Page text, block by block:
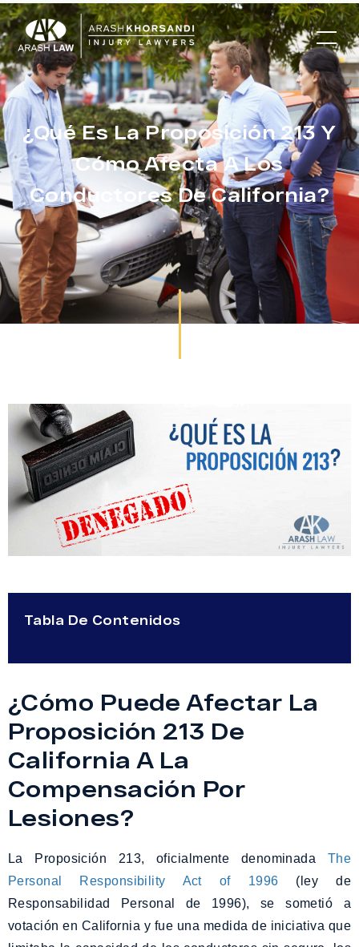
¿Qué Es La Proposición 213 Y
Cómo Afecta A Los
Conductores De California?
Tabla De Contenidos
¿Cómo Puede Afectar La
Proposición 213 De
California A La
Compensación Por
Lesiones?
La Proposición 213, oficialmente denominada The
Personal Responsibility Act of 1996 (ley de
Responsabilidad Personal de 1996), se sometió a
votación en California y fue una medida de iniciativa que